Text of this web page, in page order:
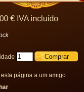
€ IVA incluído
esta página a um amigo